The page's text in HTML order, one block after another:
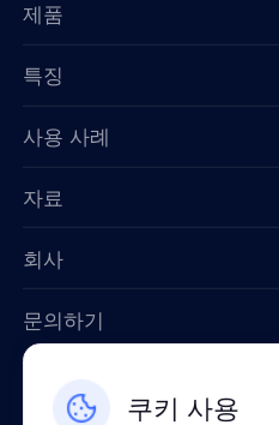
쿠키 사용
제품
특징
사용 사례
자료
회사
문의하기